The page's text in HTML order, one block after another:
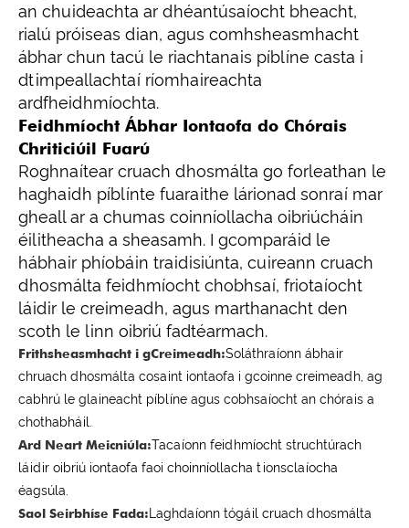
an chuideachta ar dhéantúsaíocht bheacht,
rialú próiseas dian, agus comhsheasmhacht
ábhar chun tacú le riachtanais píblíne casta i
dtimpeallachtaí ríomhaireachta
ardfheidhmíochta.
Feidhmíocht Ábhar Iontaofa do Chórais
Chriticiúil Fuarú
Roghnaítear cruach dhosmálta go forleathan le
haghaidh píblínte fuaraithe lárionad sonraí mar
gheall ar a chumas coinníollacha oibriúcháin
éilitheacha a sheasamh. I gcomparáid le
hábhair phíobáin traidisiúnta, cuireann cruach
dhosmálta feidhmíocht chobhsaí, friotaíocht
láidir le creimeadh, agus marthanacht den
scoth le linn oibriú fadtéarmach.
Frithsheasmhacht i gCreimeadh:Soláthraíonn ábhair
chruach dhosmálta cosaint iontaofa i gcoinne creimeadh, ag
cabhrú le glaineacht píblíne agus cobhsaíocht an chórais a
chothabháil.
Ard Neart Meicniúla:Tacaíonn feidhmíocht struchtúrach
láidir oibriú iontaofa faoi choinníollacha tionsclaíocha
éagsúla.
Saol Seirbhíse Fada: Laghdaíonn tógáil cruach dhosmálta